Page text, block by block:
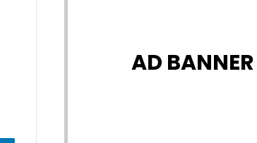
AD BANNER